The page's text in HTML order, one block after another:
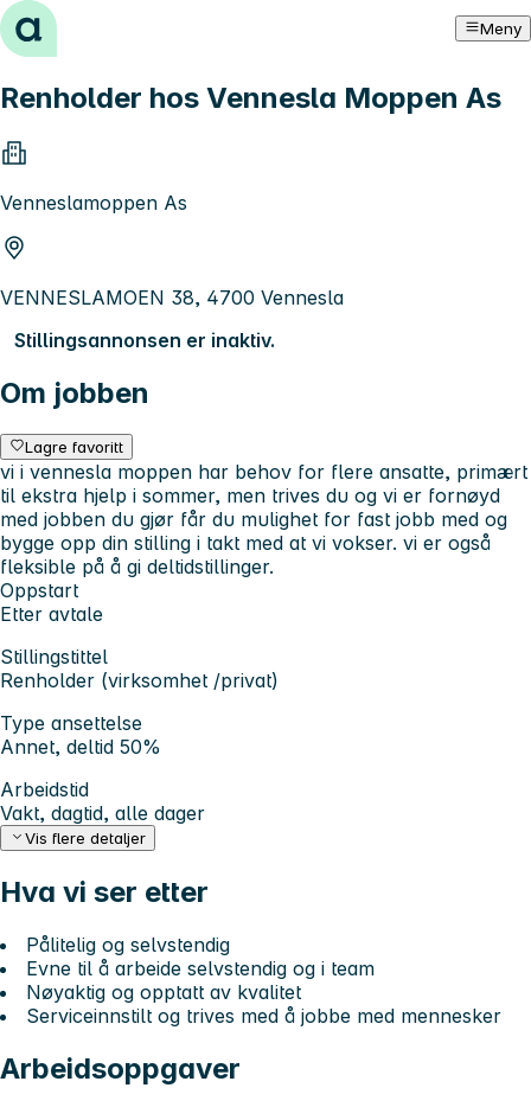
Hopp til innhold Meny
Renholder hos Vennesla Moppen As
Venneslamoppen As
VENNESLAMOEN 38, 4700 Vennesla
Stillingsannonsen er inaktiv.
Om jobben
Lagre favoritt
vi i vennesla moppen har behov for flere ansatte, primært
til ekstra hjelp i sommer, men trives du og vi er fornøyd
med jobben du gjør får du mulighet for fast jobb med og
bygge opp din stilling i takt med at vi vokser. vi er også
fleksible på å gi deltidstillinger.
Oppstart
Etter avtale
Stillingstittel
Renholder (virksomhet /privat)
Type ansettelse
Annet, deltid 50%
Arbeidstid
Vakt, dagtid, alle dager
Vis flere detaljer
Hva vi ser etter
Pålitelig og selvstendig
Evne til å arbeide selvstendig og i team
Nøyaktig og opptatt av kvalitet
Serviceinnstilt og trives med å jobbe med mennesker
Arbeidsoppgaver